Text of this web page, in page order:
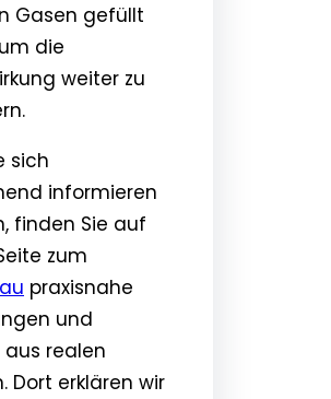
Gasen gefüllt
die
weiter zu
sich
informieren
finden Sie auf
zum
praxisnahe
und
aus realen
Dort erklären wir